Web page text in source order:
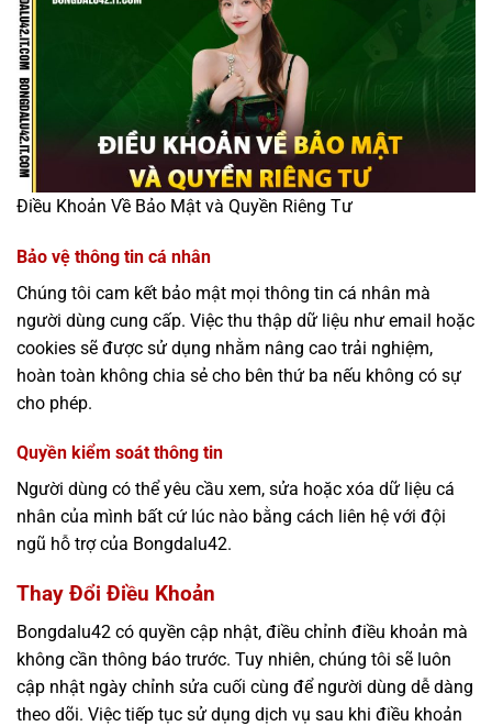
Điều Khoản Về Bảo Mật và Quyền Riêng Tư
Bảo vệ thông tin cá nhân
Chúng tôi cam kết bảo mật mọi thông tin cá nhân mà
người dùng cung cấp. Việc thu thập dữ liệu như email hoặc
cookies sẽ được sử dụng nhằm nâng cao trải nghiệm,
hoàn toàn không chia sẻ cho bên thứ ba nếu không có sự
cho phép.
Quyền kiểm soát thông tin
Người dùng có thể yêu cầu xem, sửa hoặc xóa dữ liệu cá
nhân của mình bất cứ lúc nào bằng cách liên hệ với đội
ngũ hỗ trợ của Bongdalu42.
Thay Đổi Điều Khoản
Bongdalu42 có quyền cập nhật, điều chỉnh điều khoản mà
không cần thông báo trước. Tuy nhiên, chúng tôi sẽ luôn
cập nhật ngày chỉnh sửa cuối cùng để người dùng dễ dàng
theo dõi. Việc tiếp tục sử dụng dịch vụ sau khi điều khoản